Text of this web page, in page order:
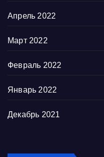
Апрель 2022
Март 2022
Февраль 2022
Январь 2022
Декабрь 2021